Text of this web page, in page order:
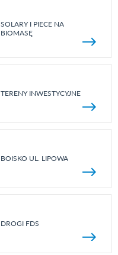
SOLARY I PIECE NA
BIOMASĘ
TERENY INWESTYCYJNE
BOISKO UL. LIPOWA
DROGI FDS